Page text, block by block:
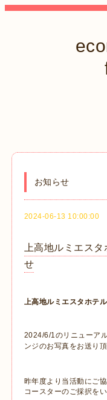
お知らせ
2024-06-13 10:00:00
上高地ルミエス
せ
上高地ルミエスタホテル
2024/6/1のリニューア
ンジのお写真をお送り
昨年度より当活動にご
コースターのご採択を